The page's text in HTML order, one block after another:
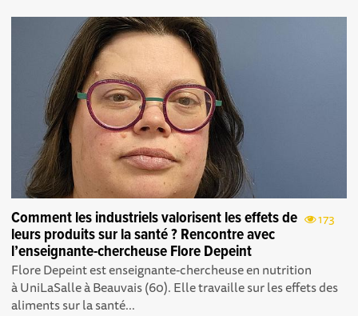
173
Comment les industriels valorisent les effets de
leurs produits sur la santé ? Rencontre avec
l’enseignante-chercheuse Flore Depeint
Flore Depeint est enseignante-chercheuse en nutrition
à UniLaSalle à Beauvais (60). Elle travaille sur les effets des
aliments sur la santé...